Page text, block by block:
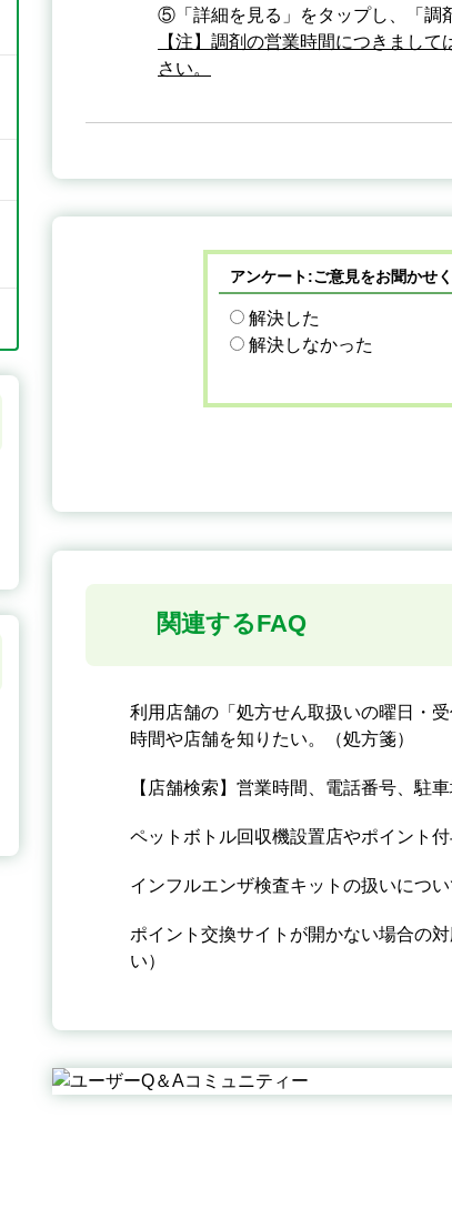
⑤「詳細を見る」をタップし、「調
【注】調剤の営業時間につきまし
さい。
アンケート:ご意見をお聞かせ
解決した
解決しなかった
関連するFAQ
利用店舗の「処方せん取扱いの曜日・
時間や店舗を知りたい。（処方箋）
【店舗検索】営業時間、電話番号、駐
ペットボトル回収機設置店やポイント
インフルエンザ検査キットの扱いについ
ポイント交換サイトが開かない場合の
い）